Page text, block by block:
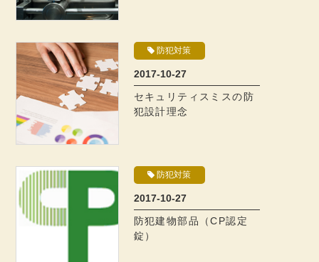
防犯対策
2017-10-27
セキュリティスミスの防
犯設計理念
防犯対策
2017-10-27
防犯建物部品（CP認定
錠）